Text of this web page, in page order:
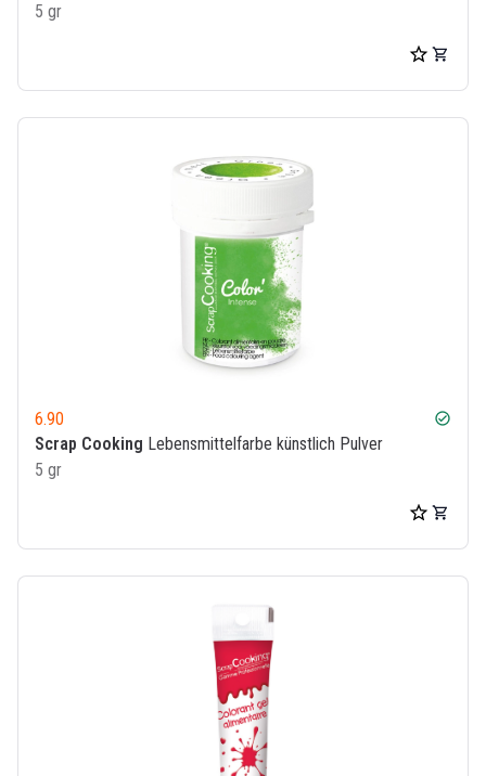
5 gr
6.90 check_circle
Scrap Cooking Lebensmittelfarbe künstlich Pulver
5 gr